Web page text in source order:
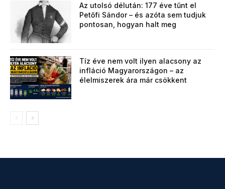
Az utolsó délután: 177 éve tűnt el
Petőfi Sándor – és azóta sem tudjuk
pontosan, hogyan halt meg
Tíz éve nem volt ilyen alacsony az
infláció Magyarországon – az
élelmiszerek ára már csökkent